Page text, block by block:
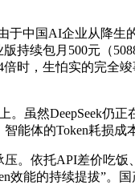
中国AI企业从降生
持续包月500元（
时，生怕实的完全
虽然DeepSeek仍正
能体的Token耗损成
依托API差价吃饭
效能的持续提拔”。